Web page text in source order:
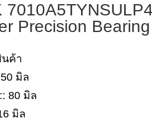
Precision Bearing
ค้า
มิล
80 มิล
มิล